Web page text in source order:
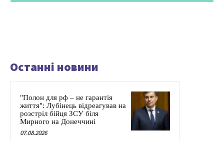
Останні новини
"Полон для рф – не гарантія
життя": Лубінець відреагував на
розстріл бійця ЗСУ біля
Мирного на Донеччині
07.08.2026